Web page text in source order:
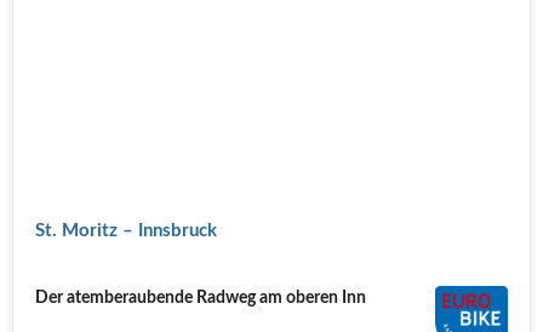
St. Moritz – Innsbruck
Der atemberaubende Radweg am oberen Inn